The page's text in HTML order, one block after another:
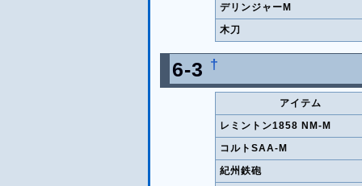
デリンジャーM
木刀
6-3 †
アイテム
レミントン1858 NM-M
コルトSAA-M
紀州鉄砲